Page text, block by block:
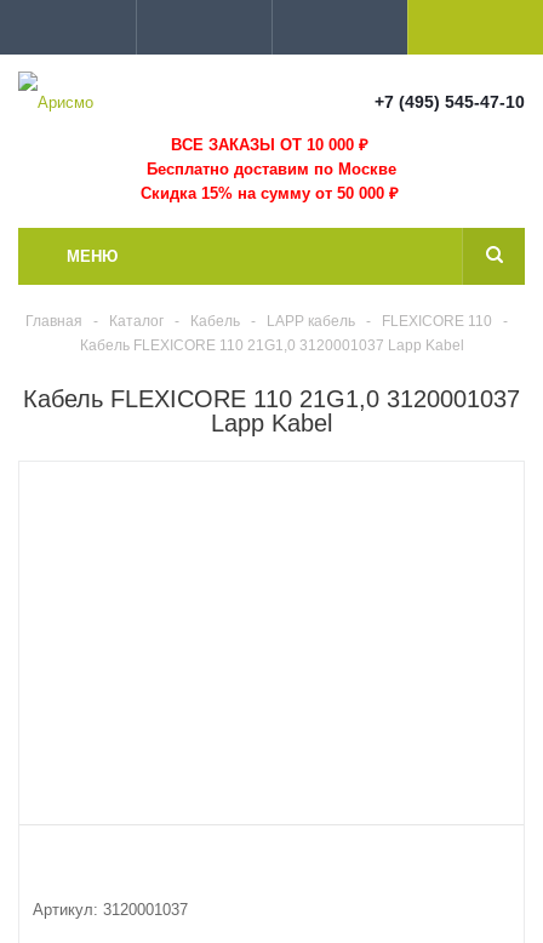
+7 (495) 545-47-10
ВСЕ ЗАКАЗЫ ОТ 10 000₽
Бесплатно доставим по Москве
Скидка 15% на сумму от 50 000 ₽
МЕНЮ
Главная - Каталог - Кабель - LAPP кабель - FLEXICORE 110
-
Кабель FLEXICORE 110 21G1,0 3120001037 Lapp Kabel
Кабель FLEXICORE 110 21G1,0 3120001037
Lapp Kabel
Артикул: 3120001037